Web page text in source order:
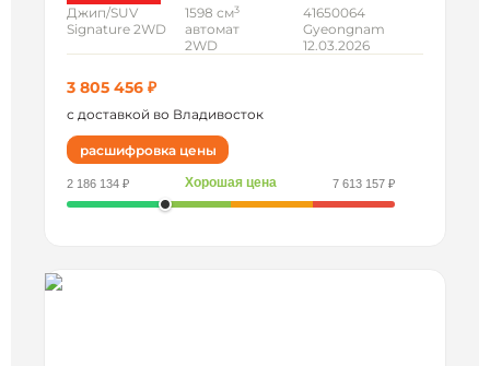
Джип/SUV
Signature 2WD
1598 см3
автомат
2WD
41650064
Gyeongnam
12.03.2026
3 805 456 ₽
с доставкой во Владивосток
расшифровка цены
2 186 134 ₽ Хорошая цена 7 613 157 ₽